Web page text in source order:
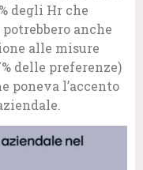
degli Hr che
anche
alle misure
delle preferenze)
poneva l’accento